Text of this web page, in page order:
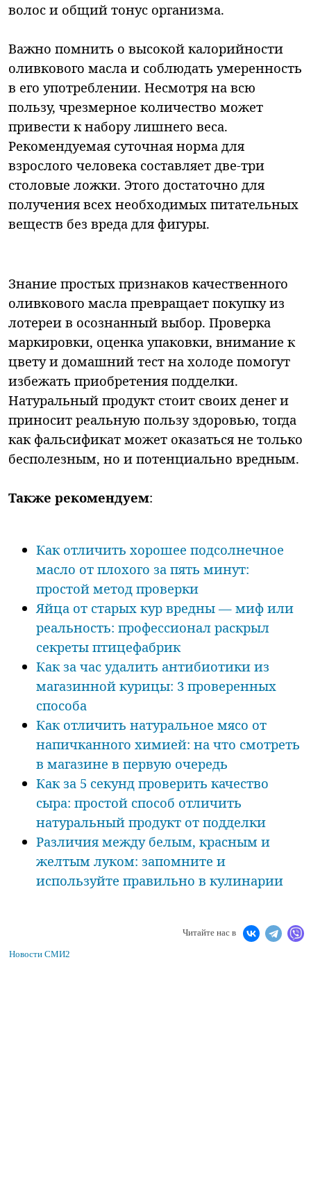
волос и общий тонус организма.
Важно помнить о высокой калорийности
оливкового масла и соблюдать умеренность
в его употреблении. Несмотря на всю
пользу, чрезмерное количество может
привести к набору лишнего веса.
Рекомендуемая суточная норма для
взрослого человека составляет две-три
столовые ложки. Этого достаточно для
получения всех необходимых питательных
веществ без вреда для фигуры.
Знание простых признаков качественного
оливкового масла превращает покупку из
лотереи в осознанный выбор. Проверка
маркировки, оценка упаковки, внимание к
цвету и домашний тест на холоде помогут
избежать приобретения подделки.
Натуральный продукт стоит своих денег и
приносит реальную пользу здоровью, тогда
как фальсификат может оказаться не только
бесполезным, но и потенциально вредным.
Также рекомендуем:
Как отличить хорошее подсолнечное
масло от плохого за пять минут:
простой метод проверки
Яйца от старых кур вредны — миф или
реальность: профессионал раскрыл
секреты птицефабрик
Как за час удалить антибиотики из
магазинной курицы: 3 проверенных
способа
Как отличить натуральное мясо от
напичканного химией: на что смотреть
в магазине в первую очередь
Как за 5 секунд проверить качество
сыра: простой способ отличить
натуральный продукт от подделки
Различия между белым, красным и
желтым луком: запомните и
используйте правильно в кулинарии
Читайте нас в
Новости СМИ2